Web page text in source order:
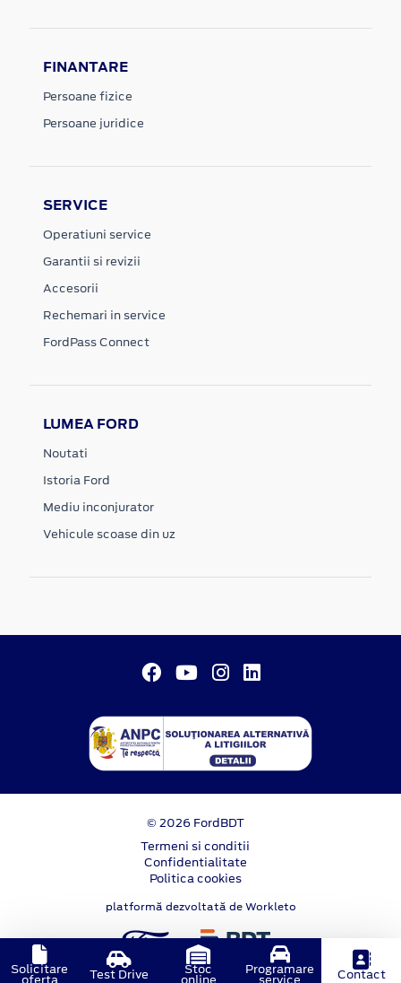
FINANTARE
Persoane fizice
Persoane juridice
SERVICE
Operatiuni service
Garantii si revizii
Accesorii
Rechemari in service
FordPass Connect
LUMEA FORD
Noutati
Istoria Ford
Mediu inconjurator
Vehicule scoase din uz
© 2026 FordBDT
Termeni si conditii
Confidentialitate
Politica cookies
platformă dezvoltată de Workleto
Solicitare Test Drive Stoc Programare Contact